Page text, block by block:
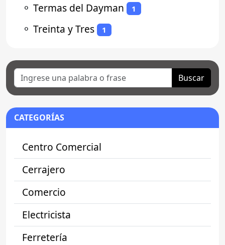
⚬ Termas del Dayman 1
⚬ Treinta y Tres 1
Buscar
CATEGORÍAS
Centro Comercial
Cerrajero
Comercio
Electricista
Ferretería